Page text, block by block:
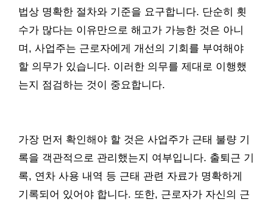
법상 명확한 절차와 기준을 요구합니다. 단순히 횟
수가 많다는 이유만으로 해고가 가능한 것은 아니
며, 사업주는 근로자에게 개선의 기회를 부여해야
할 의무가 있습니다. 이러한 의무를 제대로 이행했
는지 점검하는 것이 중요합니다.
가장 먼저 확인해야 할 것은 사업주가 근태 불량 기
록을 객관적으로 관리했는지 여부입니다. 출퇴근 기
록, 연차 사용 내역 등 근태 관련 자료가 명확하게
기록되어 있어야 합니다. 또한, 근로자가 자신의 근